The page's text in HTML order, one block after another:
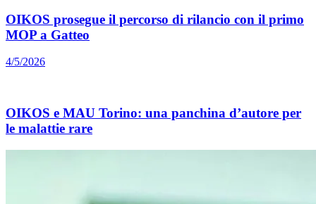
OIKOS prosegue il percorso di rilancio con il primo
MOP a Gatteo
4/5/2026
OIKOS e MAU Torino: una panchina d’autore per
le malattie rare